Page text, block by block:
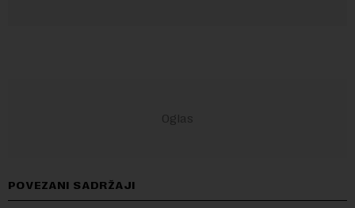
POVEZANI SADRŽAJI